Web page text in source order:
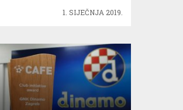
1. SIJEČNJA 2019.